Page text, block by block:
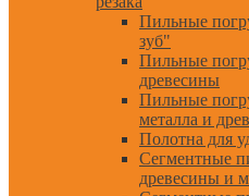
Пильные
зуб"
Пильные
древесины
Пильные
металла и
Полотна для
Сегментные
древесины и